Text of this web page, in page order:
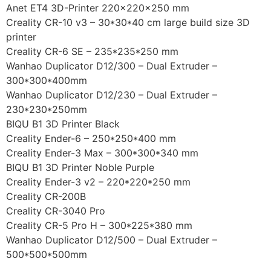
Anet ET4 3D-Printer 220x220x250 mm
Creality CR-10 v3 – 30*30*40 cm large build size 3D
printer
Creality CR-6 SE – 235*235*250 mm
Wanhao Duplicator D12/300 – Dual Extruder –
300*300*400mm
Wanhao Duplicator D12/230 – Dual Extruder –
230*230*250mm
BIQU B1 3D Printer Black
Creality Ender-6 – 250*250*400 mm
Creality Ender-3 Max – 300*300*340 mm
BIQU B1 3D Printer Noble Purple
Creality Ender-3 v2 – 220*220*250 mm
Creality CR-200B
Creality CR-3040 Pro
Creality CR-5 Pro H – 300*225*380 mm
Wanhao Duplicator D12/500 – Dual Extruder –
500*500*500mm